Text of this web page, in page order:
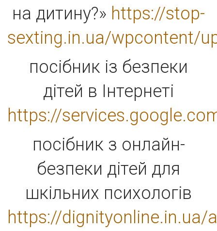
на дитину?» https://stop-
sexting.in.ua/wpcontent/
посібник із безпеки
дітей в Інтернеті
https://
посібник з онлайн-
безпеки дітей для
шкільних психологів
https://